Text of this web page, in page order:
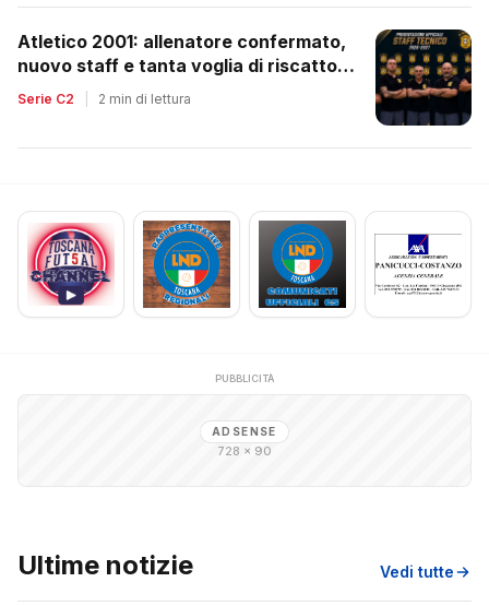
Atletico 2001: allenatore confermato,
nuovo staff e tanta voglia di riscatto
dopo la retrocessione
Serie C2 2 min di lettura
PUBBLICITÀ
ADSENSE
728 × 90
Ultime notizie Vedi tutte